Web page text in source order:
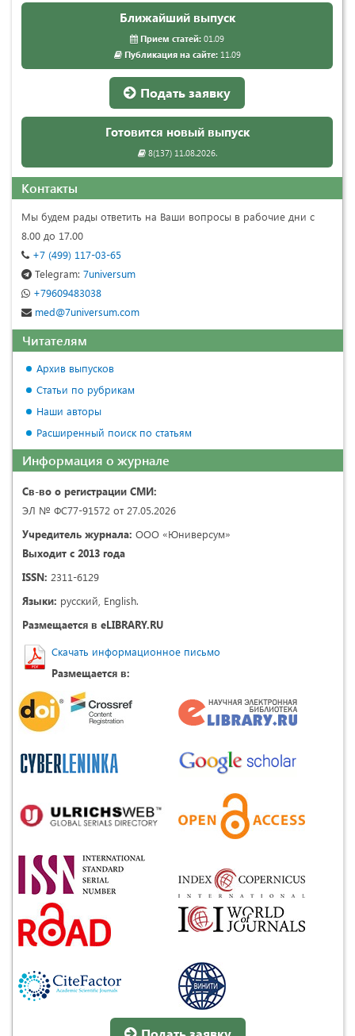
Ближайший выпуск
Прием статей: 01.09
Публикация на сайте:11.09
Подать заявку
Готовится новый выпуск
8(137) 11.08.2026.
Контакты
Мы будем рады ответить на Ваши вопросы в рабочие дни с
8.00 до 17.00
+7 (499) 117-03-65
Telegram: 7universum
+79609483038
med@7universum.com
Читателям
Архив выпусков
Статьи по рубрикам
Наши авторы
Расширенный поиск по статьям
Информация о журнале
Св-во о регистрации СМИ:
ЭЛ № ФС77-91572 от 27.05.2026
Учредитель журнала: ООО «Юниверсум»
Выходит с 2013 года
ISSN: 2311-6129
Языки: русский, English.
Размещается в eLIBRARY.RU
Скачать информационное письмо
Размещается в: